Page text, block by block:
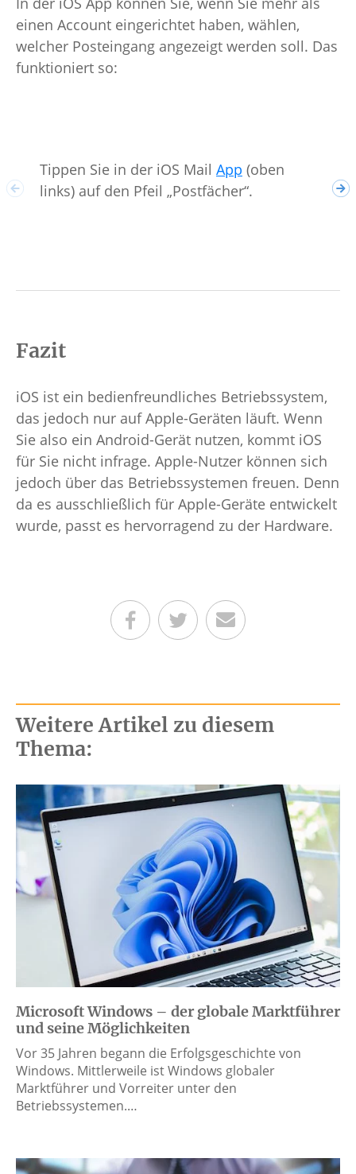
einen Account eingerichtet haben, wählen,
welcher Posteingang angezeigt werden soll. Das
funktioniert so:
Tippen Sie in der iOS Mail App (oben
links) auf den Pfeil „Postfächer“.
Fazit
iOS ist ein bedienfreundliches Betriebssystem,
das jedoch nur auf Apple-Geräten läuft. Wenn
Sie also ein Android-Gerät nutzen, kommt iOS
für Sie nicht infrage. Apple-Nutzer können sich
jedoch über das Betriebssystemen freuen. Denn
da es ausschließlich für Apple-Geräte entwickelt
wurde, passt es hervorragend zu der Hardware.
Teilen auf Facebook
Teilen auf Twitter
Per E-Mail senden
Weitere Artikel zu diesem
Thema:
Microsoft Windows – der globale Marktführer
und seine Möglichkeiten
Vor 35 Jahren begann die Erfolgsgeschichte von
Windows. Mittlerweile ist Windows globaler
Marktführer und Vorreiter unter den
Betriebssystemen.…